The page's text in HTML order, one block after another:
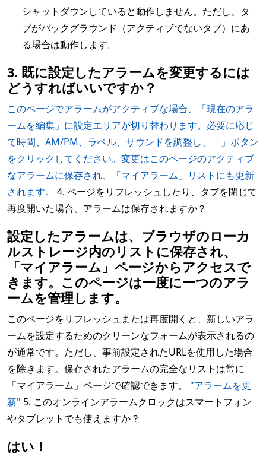
シャットダウンしていると動作しません。ただし、タ
ブがバックグラウンド（アクティブでないタブ）にあ
る場合は動作します。
3. 既に設定したアラームを変更するには
どうすればいいですか？
このページでアラームがアクティブな場合、「現在のアラ
ームを編集」に設定エリアが切り替わります。必要に応じ
て時間、AM/PM、ラベル、サウンドを調整し、「」ボタン
をクリックしてください。変更はこのページのアクティブ
なアラームに保存され、「マイアラーム」リストにも更新
されます。
4. ページをリフレッシュしたり、タブを閉じて
再度開いた場合、アラームは保存されますか？
設定したアラームは、ブラウザのローカ
ルストレージ内のリストに保存され、
「マイアラーム」ページからアクセスで
きます。このページは一度に一つのアラ
ームを管理します。
このページをリフレッシュまたは再度開くと、新しいアラ
ームを設定するためのクリーンなフォームが表示されるの
が通常です。ただし、事前設定されたURLを使用した場合
を除きます。保存されたアラームの完全なリストは常に
「マイアラーム」ページで確認できます。 "アラームを更
新" 5. このオンラインアラームクロックはスマートフォン
やタブレットでも使えますか？
はい！